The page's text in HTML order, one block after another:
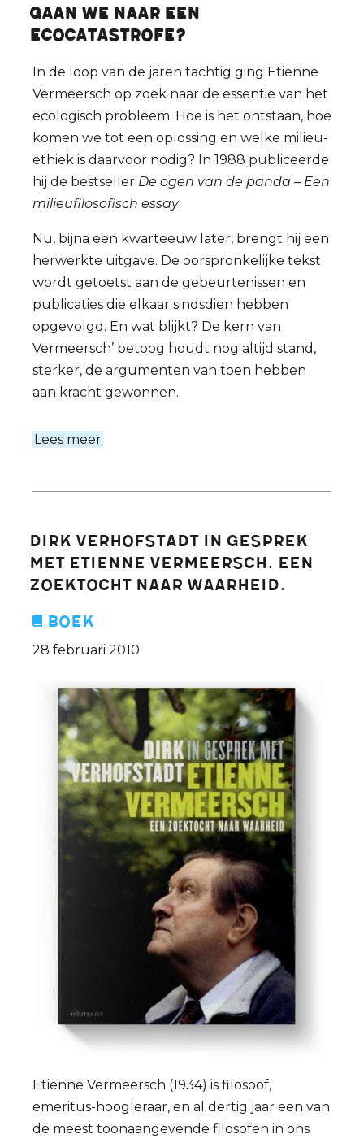
Gaan we naar een
ecocatastrofe?
In de loop van de jaren tachtig ging Etienne
Vermeersch op zoek naar de essentie van het
ecologisch probleem. Hoe is het ontstaan, hoe
komen we tot een oplossing en welke milieu-
ethiek is daarvoor nodig? In 1988 publiceerde
hij de bestseller De ogen van de panda – Een
milieufilosofisch essay.
Nu, bijna een kwarteeuw later, brengt hij een
herwerkte uitgave. De oorspronkelijke tekst
wordt getoetst aan de gebeurtenissen en
publicaties die elkaar sindsdien hebben
opgevolgd. En wat blijkt? De kern van
Vermeersch’ betoog houdt nog altijd stand,
sterker, de argumenten van toen hebben
aan kracht gewonnen.
Lees meer
panda.
Een
kwarteeuw
Dirk Verhofstadt in gesprek
met Etienne Vermeersch. Een
zoektocht naar waarheid.
Boek
28 februari 2010
Etienne Vermeersch (1934) is filosoof,
emeritus-hoogleraar, en al dertig jaar een van
de meest toonaangevende filosofen in ons